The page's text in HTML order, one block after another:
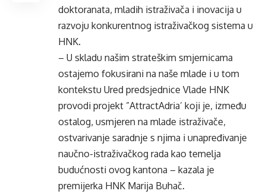
doktoranata, mladih istraživača i inovacija u
razvoju konkurentnog istraživačkog sistema u
HNK.
– U skladu našim strateškim smjernicama
ostajemo fokusirani na naše mlade i u tom
kontekstu Ured predsjednice Vlade HNK
provodi projekt ”AttractAdria’ koji je, između
ostalog, usmjeren na mlade istraživače,
ostvarivanje saradnje s njima i unapređivanje
naučno-istraživačkog rada kao temelja
budućnosti ovog kantona – kazala je
premijerka HNK Marija Buhač.